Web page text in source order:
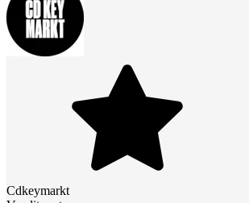
Cdkeymarkt